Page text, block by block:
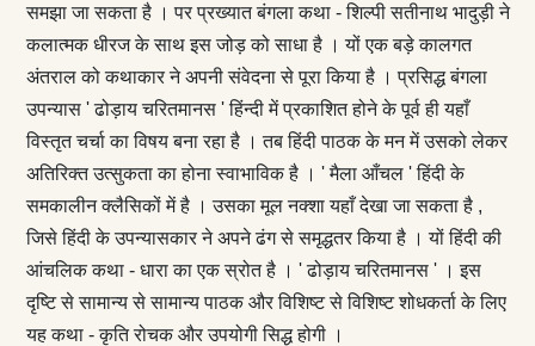
समझा जा सकता है । पर प्रख्यात बंगला कथा - शिल्पी सतीनाथ भादुड़ी ने
कलात्मक धीरज के साथ इस जोड़ को साधा है । यों एक बड़े कालगत
अंतराल को कथाकार ने अपनी संवेदना से पूरा किया है । प्रसिद्ध बंगला
उपन्यास ' ढोड़ाय चरितमानस ' हिंन्दी में प्रकाशित होने के पूर्व ही यहाँ
विस्तृत चर्चा का विषय बना रहा है । तब हिंदी पाठक के मन में उसको लेकर
अतिरिक्त उत्सुकता का होना स्वाभाविक है । ' मैला आँचल ' हिंदी के
समकालीन क्लैसिकों में है । उसका मूल नक्शा यहाँ देखा जा सकता है ,
जिसे हिंदी के उपन्यासकार ने अपने ढंग से समृद्धतर किया है । यों हिंदी की
आंचलिक कथा - धारा का एक स्रोत है । ' ढोड़ाय चरितमानस ' । इस
दृष्टि से सामान्य से सामान्य पाठक और विशिष्ट से विशिष्ट शोधकर्ता के लिए
यह कथा - कृति रोचक और उपयोगी सिद्ध होगी ।